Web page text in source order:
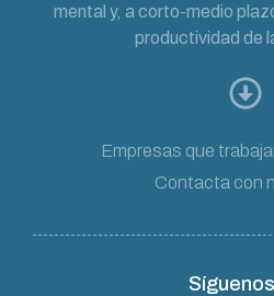
mental y, a corto-medio
productividad de
Empresas que
Contacta con